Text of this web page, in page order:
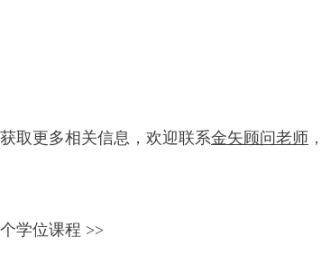
取更多相关信息， 欢迎联系金矢顾问老师
学位课程 >>